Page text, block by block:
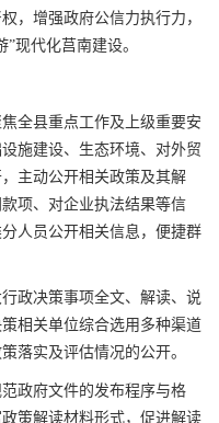
，增强政府公信力执行力，
现代化莒南建设。
全县重点工作及上级重要安
施建设、生态环境、对外贸
主动公开相关政策及其解
项、对企业执法结果等信
人员公开相关信息，便捷群
政决策事项全文、解读、说
相关单位综合选用多种渠道
落实及评估情况的公开。
政府文件的发布程序与格
策解读材料形式，促进解读